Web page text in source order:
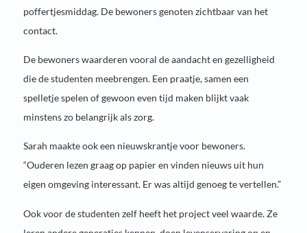
poffertjesmiddag. De bewoners genoten zichtbaar van het
contact.
De bewoners waarderen vooral de aandacht en gezelligheid
die de studenten meebrengen. Een praatje, samen een
spelletje spelen of gewoon even tijd maken blijkt vaak
minstens zo belangrijk als zorg.
Sarah maakte ook een nieuwskrantje voor bewoners.
“Ouderen lezen graag op papier en vinden nieuws uit hun
eigen omgeving interessant. Er was altijd genoeg te vertellen.”
Ook voor de studenten zelf heeft het project veel waarde. Ze